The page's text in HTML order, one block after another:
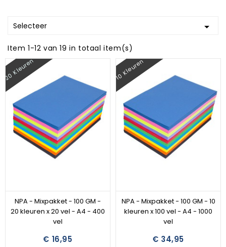
Selecteer 
Item 1-12 van 19 in totaal item(s)
20 Kleuren
NPA - Mixpakket - 100 GM -
20 kleuren x 20 vel - A4 - 400
vel
€ 16,95
10 Kleuren
NPA - Mixpakket - 100 GM - 10
kleuren x 100 vel - A4 - 1000
vel
€ 34,95